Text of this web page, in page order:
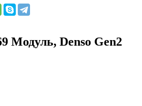
Mодуль, Denso Gen2